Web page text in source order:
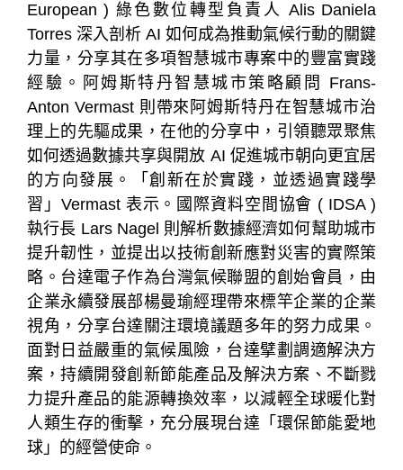
European ) 綠色數位轉型負責人 Alis Daniela
Torres 深入剖析 AI 如何成為推動氣候行動的關鍵
力量，分享其在多項智慧城市專案中的豐富實踐
經驗。阿姆斯特丹智慧城市策略顧問 Frans-
Anton Vermast 則帶來阿姆斯特丹在智慧城市治
理上的先驅成果，在他的分享中，引領聽眾聚焦
如何透過數據共享與開放 AI 促進城市朝向更宜居
的方向發展。「創新在於實踐，並透過實踐學
習」Vermast 表示。國際資料空間協會 ( IDSA )
執行長 Lars Nagel 則解析數據經濟如何幫助城市
提升韌性，並提出以技術創新應對災害的實際策
略。台達電子作為台灣氣候聯盟的創始會員，由
企業永續發展部楊曼瑜經理帶來標竿企業的企業
視角，分享台達關注環境議題多年的努力成果。
面對日益嚴重的氣候風險，台達擘劃調適解決方
案，持續開發創新節能產品及解決方案、不斷戮
力提升產品的能源轉換效率，以減輕全球暖化對
人類生存的衝擊，充分展現台達「環保節能愛地
球」的經營使命。